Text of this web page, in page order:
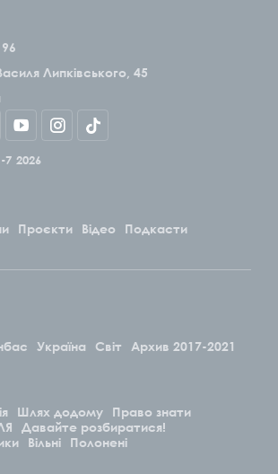
Липківського, 45
7 2026
Проєкти Відео
Подкасти
Україна Світ Архив 2017-2021
Шлях додому
Право знати
Давайте розбиратися!
Вільні Полонені